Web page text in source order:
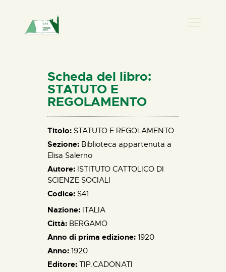
HOME
CHI SIAMO
NEWS
PERCORSI
BIBLIOTECA
ELISA SALERNO
CONTATTI
Scheda del libro:
STATUTO E
REGOLAMENTO
Titolo: STATUTO E REGOLAMENTO
Sezione: Biblioteca appartenuta a
Elisa Salerno
Autore: ISTITUTO CATTOLICO DI
SCIENZE SOCIALI
Codice: S41
Nazione: ITALIA
Città: BERGAMO
Anno di prima edizione: 1920
Anno: 1920
Editore: TIP.CADONATI